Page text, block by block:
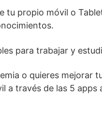
tu propio móvil o
para trabajar y
o quieres mejorar
a través de las 5 apps